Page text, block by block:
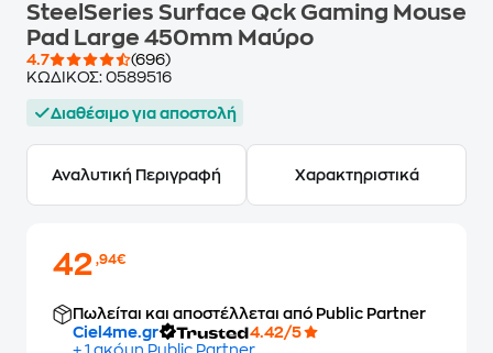
SteelSeries Surface Qck Gaming Mouse
Pad Large 450mm Μαύρο
4.7
(696)
ΚΩΔΙΚΟΣ: 0589516
Διαθέσιμο για αποστολή
Αναλυτική Περιγραφή Χαρακτηριστικά
42,94€
Πωλείται και αποστέλλεται από Public Partner
Ciel4me.gr
4.42/5
+ 1 ακόμη Public Partner